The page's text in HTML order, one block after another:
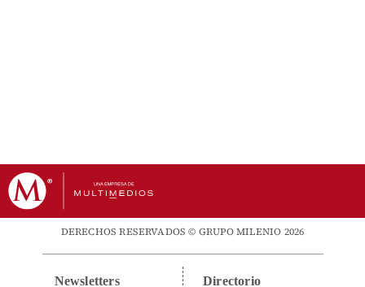
DERECHOS RESERVADOS © GRUPO MILENIO 2026
Newsletters Directorio